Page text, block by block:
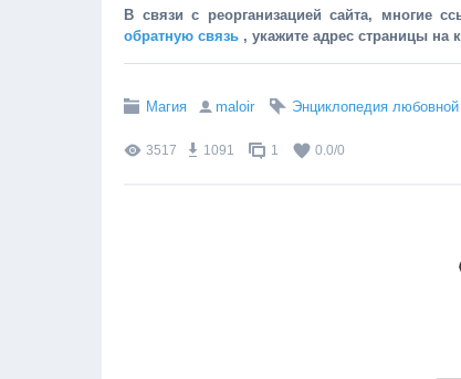
В связи с реорганизацией сайта, многие
обратную связь , укажите адрес страницы
Магия maloir Энциклопедия
3517 1091 1 0.0/0